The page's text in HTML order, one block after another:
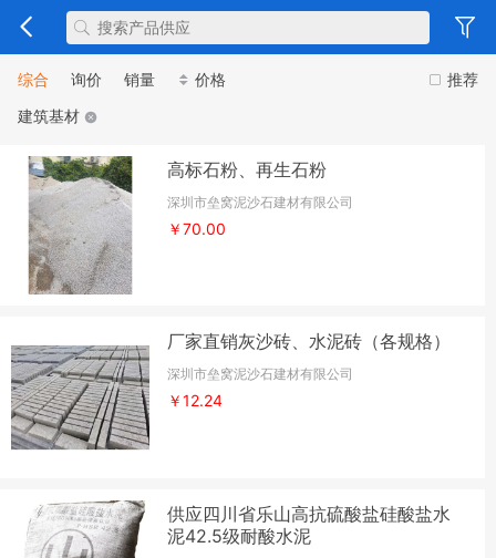
推荐
综合 询价 销量
价格
建筑基材
高标石粉、再生石粉
深圳市垒窝泥沙石建材有限公司
￥70.00
厂家直销灰沙砖、水泥砖（各规格）
深圳市垒窝泥沙石建材有限公司
￥12.24
供应四川省乐山高抗硫酸盐硅酸盐水
泥42.5级耐酸水泥